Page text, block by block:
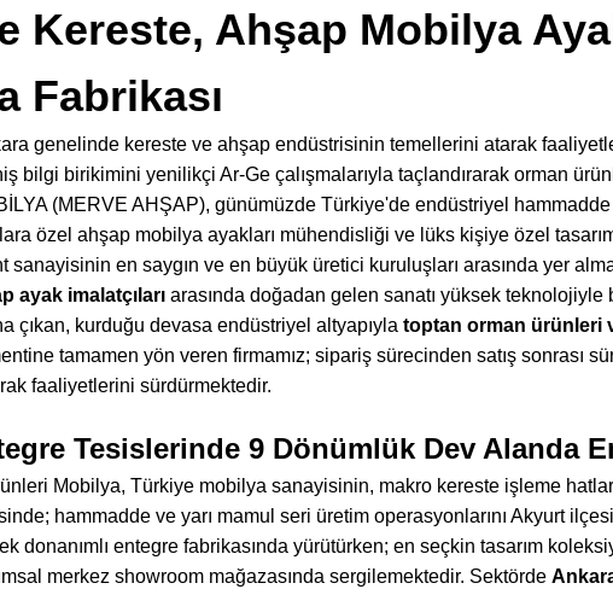
Kereste, Ahşap Mobilya
Fabrikası
genelinde kereste ve ahşap endüstrisinin temellerini atarak
bilgi birikimini yenilikçi Ar-Ge çalışmalarıyla taçlandırarak orman
(MERVE AHŞAP), günümüzde Türkiye'de endüstriyel
özel ahşap mobilya ayakları mühendisliği ve lüks kişiye özel
sanayisinin en saygın ve en büyük üretici kuruluşları arasında yer
ayak imalatçıları arasında doğadan gelen sanatı yüksek
çıkan, kurduğu devasa endüstriyel altyapıyla toptan orman ürünleri
tamamen yön veren firmamız; sipariş sürecinden satış sonrası
faaliyetlerini sürdürmektedir.
Tesislerinde 9 Dönümlük Dev Alanda
Mobilya, Türkiye mobilya sanayisinin, makro kereste işleme
hammadde ve yarı mamul seri üretim operasyonlarını Akyurt
donanımlı entegre fabrikasında yürütürken; en seçkin tasarım
merkez showroom mağazasında sergilemektedir. Sektörde